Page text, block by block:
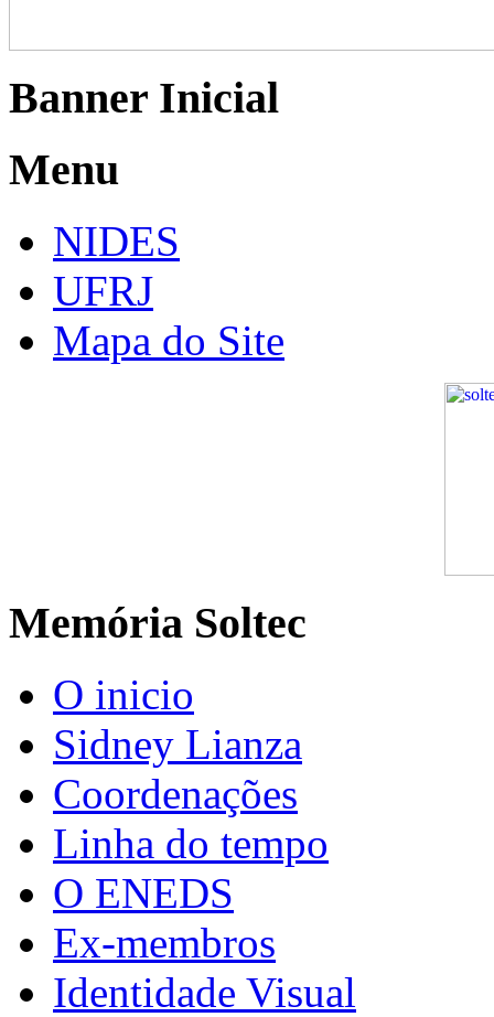
Banner Inicial
Menu
NIDES
UFRJ
Mapa do Site
Memória Soltec
O inicio
Sidney Lianza
Coordenações
Linha do tempo
O ENEDS
Ex-membros
Identidade Visual